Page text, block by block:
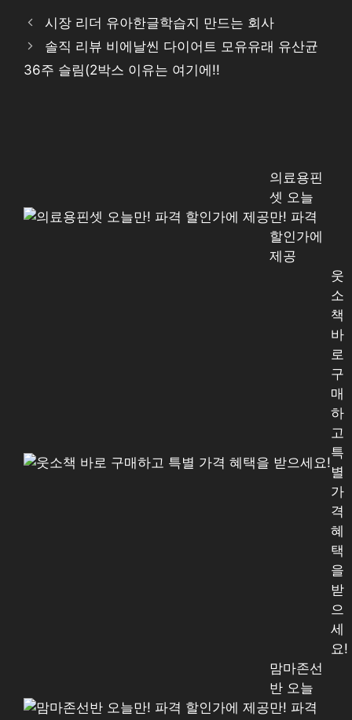
시장 리더 유아한글학습지 만드는 회사
솔직 리뷰 비에날씬 다이어트 모유유래 유산균
36주 슬림(2박스 이유는 여기에!!
의료용핀
셋 오늘
만! 파격
할인가에
제공
웃
소
책
바
로
구
매
하
고
특
별
가
격
혜
택
을
받
으
세
요!
맘마존선
반 오늘
만! 파격